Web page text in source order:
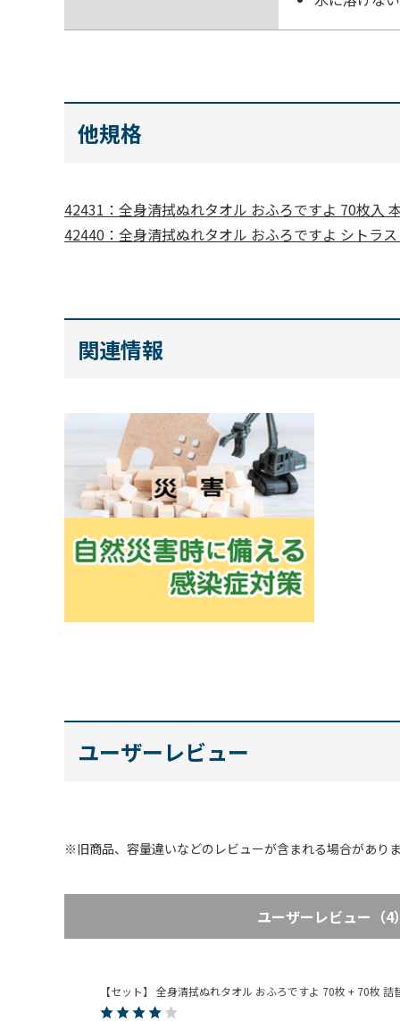
他規格
42431：全身清拭ぬれタオル おふろですよ 70枚入
42440：全身清拭ぬれタオル おふろですよ シトラ
関連情報
ユーザーレビュー
※旧商品、容量違いなどのレビューが含まれる場合があり
ユーザーレビュー （
表示：新しい順
【セット】 全身清拭ぬれタオル おふろですよ 70枚 + 70枚 詰